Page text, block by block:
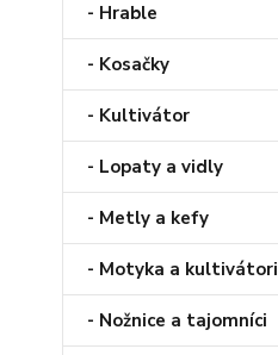
- Hrable
- Kosačky
- Kultivátor
- Lopaty a vidly
- Metly a kefy
- Motyka a kultivátori
- Nožnice a tajomníci